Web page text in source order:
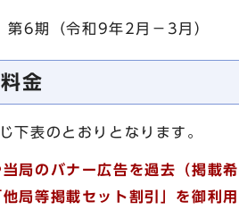
（令和9年2月－3月）
金
下表のとおりとなります。
局のバナー広告を過去（掲載
局等掲載セット割引」を御利